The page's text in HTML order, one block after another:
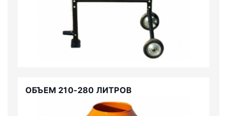
ОБЪЕМ 210-280 ЛИТРОВ